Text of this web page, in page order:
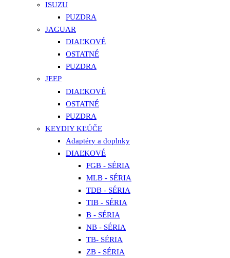
ISUZU
PUZDRA
JAGUAR
DIAĽKOVÉ
OSTATNÉ
PUZDRA
JEEP
DIAĽKOVÉ
OSTATNÉ
PUZDRA
KEYDIY KĽÚČE
Adaptéry a doplnky
DIAĽKOVÉ
FGB - SÉRIA
MLB - SÉRIA
TDB - SÉRIA
TIB - SÉRIA
B - SÉRIA
NB - SÉRIA
TB- SÉRIA
ZB - SÉRIA